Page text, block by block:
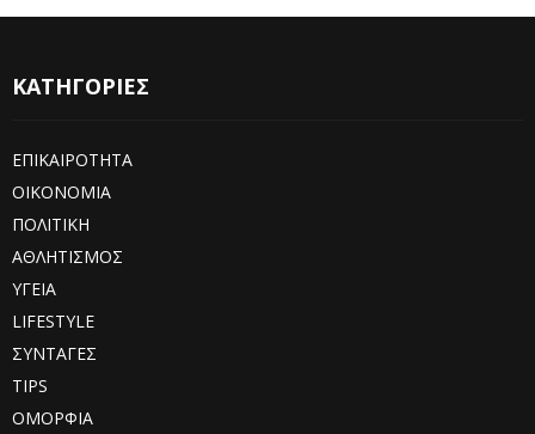
ΚΑΤΗΓΟΡΙΕΣ
ΕΠΙΚΑΙΡΟΤΗΤΑ
ΟΙΚΟΝΟΜΙΑ
ΠΟΛΙΤΙΚΗ
ΑΘΛΗΤΙΣΜΟΣ
ΥΓΕΙΑ
LIFESTYLE
ΣΥΝΤΑΓΕΣ
TIPS
ΟΜΟΡΦΙΑ